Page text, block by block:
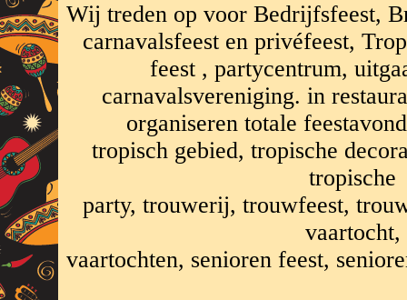
Wij treden op voor Bedrijfsfeest,
carnavalsfeest en privéfeest,
feest , partycentrum,
carnavalsvereniging. in
organiseren totale
tropisch gebied, tropische
tropische
party, trouwerij, trouwfeest,
vaartocht,
vaartochten, senioren feest,